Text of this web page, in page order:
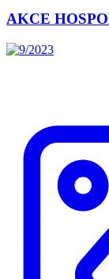
AKCE